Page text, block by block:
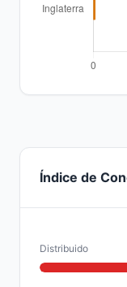
Índice de
Distribuido